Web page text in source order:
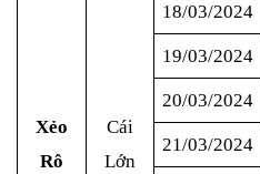
Xẻo
Rô
Cái
Lớn
18/03/2024
19/03/2024
20/03/2024
21/03/2024